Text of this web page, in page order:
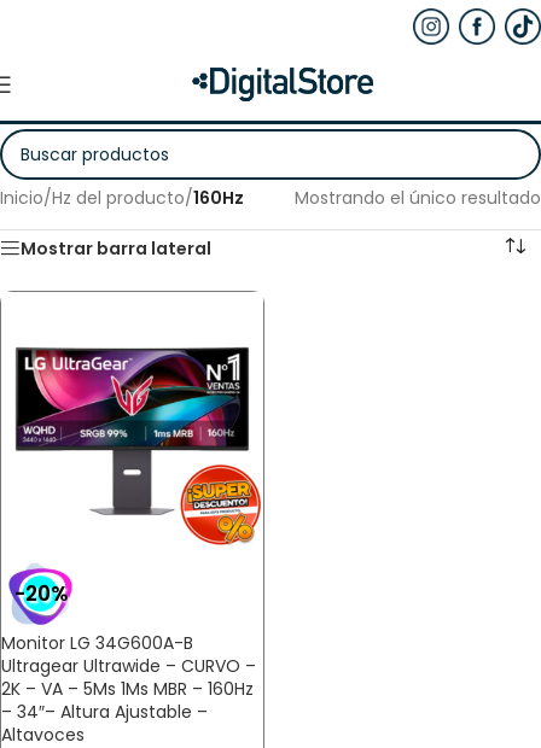
Inicio/Hz del producto/160Hz Mostrando el único resultado
Mostrar barra lateral
-20%
Monitor LG 34G600A-B
Ultragear Ultrawide – CURVO –
2K – VA – 5Ms 1Ms MBR – 160Hz
– 34″– Altura Ajustable –
Altavoces